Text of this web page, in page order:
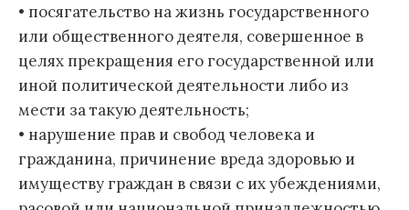
• посягательство на жизнь государственного
или общественного деятеля, совершенное в
целях прекращения его государственной или
иной политической деятельности либо из
мести за такую деятельность;
• нарушение прав и свобод человека и
гражданина, причинение вреда здоровью и
имуществу граждан в связи с их убеждениями,